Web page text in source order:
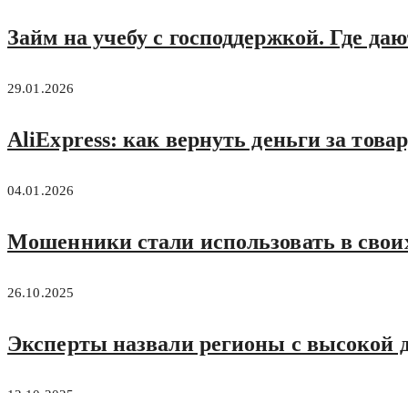
Займ на учебу с господдержкой. Где
29.01.2026
AliExpress: как вернуть деньги за
04.01.2026
Мошенники стали использовать в
26.10.2025
Эксперты назвали регионы с высокой